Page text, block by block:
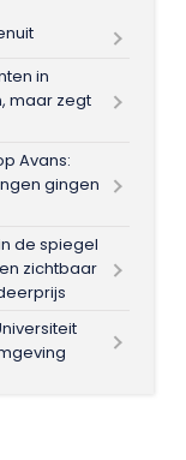
in
maar zegt
Avans:
gingen
de spiegel
zichtbaar